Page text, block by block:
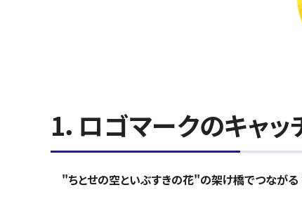
1．ロゴマークのキャ
"ちとせの空といぶすきの花"の架け橋でつな